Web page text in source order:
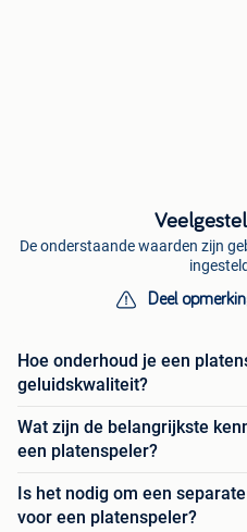
De onderstaande waarden zijn
Deel
Hoe onderhoud je een
geluidskwaliteit?
Wat zijn de belangrijkste
een platenspeler?
Is het nodig om een
voor een platenspeler?